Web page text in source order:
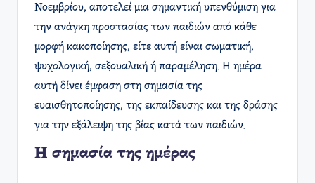
Νοεμβρίου, αποτελεί μια σημαντική υπενθύμιση για
την ανάγκη προστασίας των παιδιών από κάθε
μορφή κακοποίησης, είτε αυτή είναι σωματική,
ψυχολογική, σεξουαλική ή παραμέληση. Η ημέρα
αυτή δίνει έμφαση στη σημασία της
ευαισθητοποίησης, της εκπαίδευσης και της δράσης
για την εξάλειψη της βίας κατά των παιδιών.
Η σημασία της ημέρας